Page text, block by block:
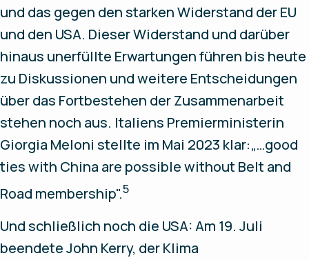
und das gegen den starken Widerstand der EU
und den USA. Dieser Widerstand und darüber
hinaus unerfüllte Erwartungen führen bis heute
zu Diskussionen und weitere Entscheidungen
über das Fortbestehen der Zusammenarbeit
stehen noch aus. Italiens Premierministerin
Giorgia Meloni stellte im Mai 2023 klar:„…good
ties with China are possible without Belt and
Road membership".5
Und schließlich noch die USA: Am 19. Juli
beendete John Kerry, der Klima